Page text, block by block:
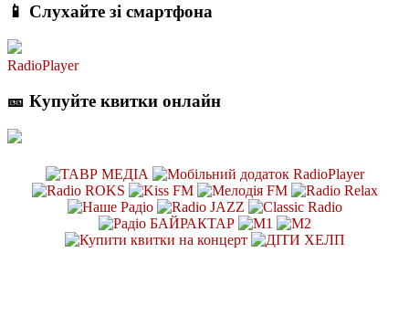
📱 Слухайте зі смартфона
RadioPlayer
🎫 Купуйте квитки онлайн